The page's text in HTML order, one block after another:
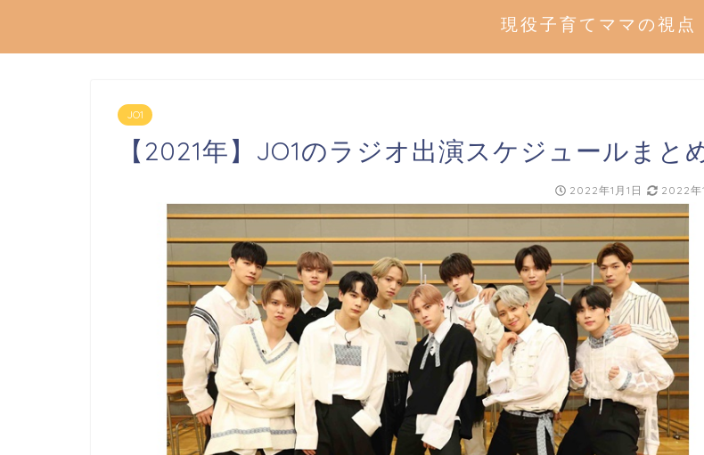
現役子育てママの視点
JO1
【2021年】JO1のラジオ出演スケジュールまと
2022年1月1日 2022年